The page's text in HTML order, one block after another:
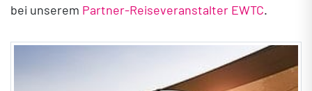
bei unserem Partner-Reiseveranstalter EWTC.